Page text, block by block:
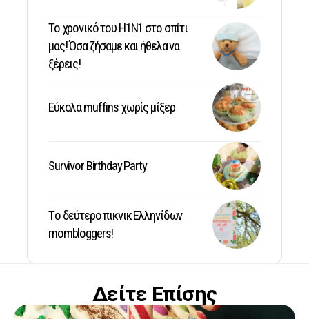
Το χρονικό του Η1Ν1 στο σπίτι
μας! Όσα ζήσαμε και ήθελα να
ξέρεις!
Εύκολα muffins χωρίς μίξερ
Survivor Birthday Party
Tο δεύτερο πικνικ Ελληνίδων
mombloggers!
Δείτε Επίσης